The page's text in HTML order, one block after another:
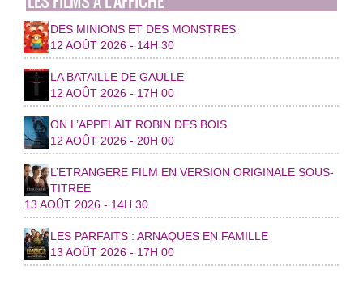
DES MINIONS ET DES MONSTRES
12 AOÛT 2026 - 14H 30
LA BATAILLE DE GAULLE
12 AOÛT 2026 - 17H 00
ON L’APPELAIT ROBIN DES BOIS
12 AOÛT 2026 - 20H 00
L’ETRANGERE FILM EN VERSION ORIGINALE SOUS-
TITREE
13 AOÛT 2026 - 14H 30
LES PARFAITS : ARNAQUES EN FAMILLE
13 AOÛT 2026 - 17H 00